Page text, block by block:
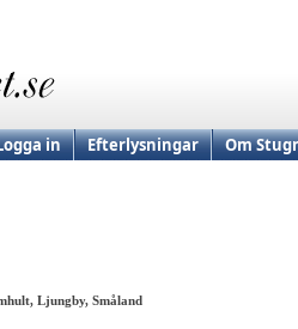
in Efterlysningar Om
Ljungby, Småland